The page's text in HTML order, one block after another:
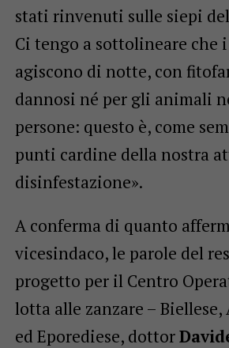
stati rinvenuti sulle siepi
Ci tengo a sottolineare che
agiscono di notte, con
dannosi né per gli animali
persone: questo è, come
punti cardine della nostra
disinfestazione».
A conferma di quanto
vicesindaco, le parole del
progetto per il Centro
lotta alle zanzare – Biellese,
ed Eporediese, dottor